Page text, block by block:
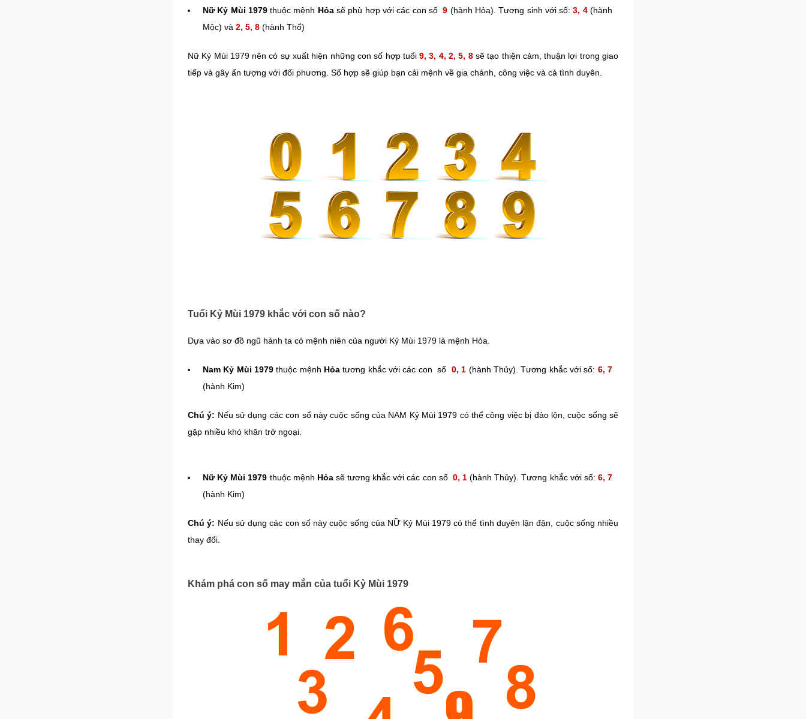
Nữ Kỷ Mùi 1979thuộc mệnh Hỏasẽ phù hợp với các con số9 (hành Hỏa). Tương sinh với số:3, 4(hành
Mộc) và 2, 5, 8 (hành Thổ)
Nữ Kỷ Mùi 1979 nên có sự xuất hiện những con số hợp tuổi9, 3, 4, 2, 5, 8sẽ tạo thiện cảm, thuận lợi trong giao
tiếp và gây ấn tượng với đối phương. Số hợp sẽ giúp bạn cải mệnh về gia chánh, công việc và cả tình duyên.
Tuổi Kỷ Mùi 1979 khắc với con số nào?
Dựa vào sơ đồ ngũ hành ta có mệnh niên của người Kỷ Mùi 1979 là mệnh Hỏa.
Nam Kỷ Mùi 1979 thuộc mệnh Hỏa tương khắc với các con số 0, 1 (hành Thủy). Tương khắc với số: 6, 7
(hành Kim)
Chú ý: Nếu sử dụng các con số này cuộc sống của NAM Kỷ Mùi 1979 có thể công việc bị đảo lộn, cuộc sống sẽ
gặp nhiều khó khăn trở ngoại.
Nữ Kỷ Mùi 1979 thuộc mệnh Hỏasẽ tương khắc với các con số 0, 1 (hành Thủy). Tương khắc với số: 6, 7
(hành Kim)
Chú ý: Nếu sử dụng các con số này cuộc sống của NỮ Kỷ Mùi 1979 có thể tình duyên lận đận, cuộc sống nhiều
thay đổi.
Khám phá con số may mắn của tuổi Kỷ Mùi 1979